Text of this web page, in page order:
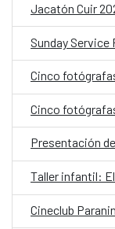
Sunday Service
Presentación
Taller infantil:
Cineclub